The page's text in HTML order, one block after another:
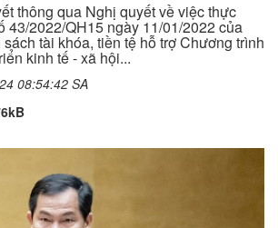
thông qua Nghị quyết về việc thực
43/2022/QH15 ngày 11/01/2022 của
tài khóa, tiền tệ hỗ trợ Chương trình
kinh tế - xã hội...
08:54:42 SA